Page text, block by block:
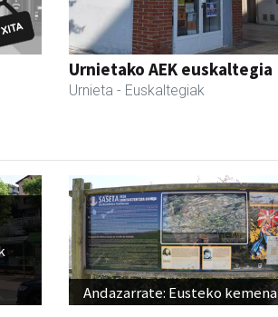
Urnietako AEK euskaltegia
Urnieta - Euskaltegiak
Andazarrate: Eusteko kemena